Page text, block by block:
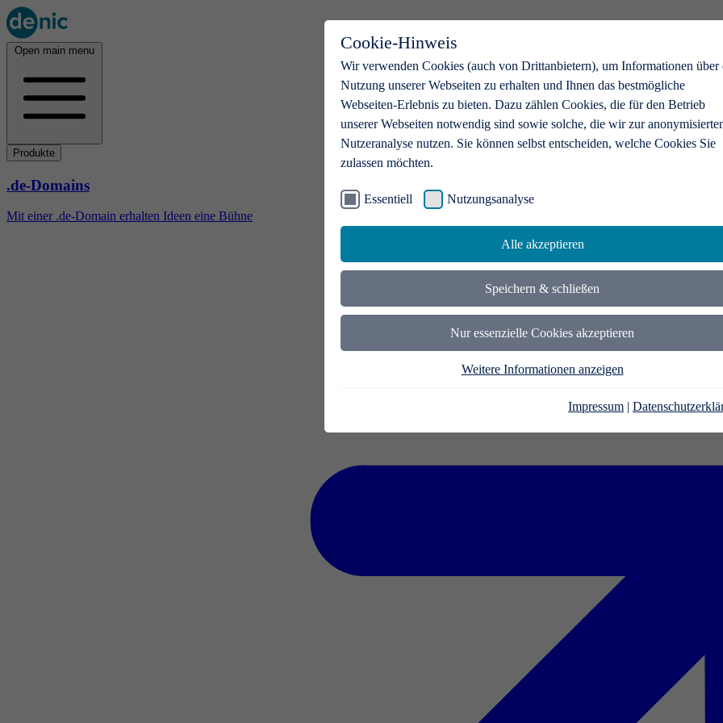
Cookie-Hinweis
Wir verwenden Cookies (auch von Drittanbietern), um Informationen über
Nutzung unserer Webseiten zu erhalten und Ihnen das bestmögliche
Webseiten-Erlebnis zu bieten. Dazu zählen Cookies, die für den Betrieb
unserer Webseiten notwendig sind sowie solche, die wir zur
Nutzeranalyse nutzen. Sie können selbst entscheiden, welche Cookies Sie
zulassen möchten.
Essentiell Nutzungsanalyse
Alle akzeptieren
Speichern & schließen
Nur essenzielle Cookies akzeptieren
Weitere Informationen anzeigen
Impressum |
Open main menu
Produkte
.de-Domains
Mit einer .de-Domain erhalten Ideen eine Bühne